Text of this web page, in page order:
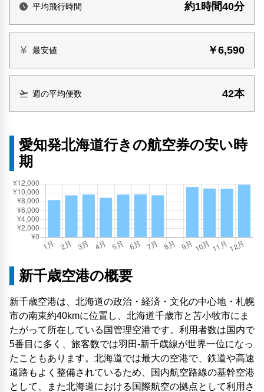
平均飛行時間 約1時間40分
最安値 ￥6,590
週の平均便数 42本
愛知発北海道行きの航空券の安い時
期
新千歳空港の概要
新千歳空港は、北海道の政治・経済・文化の中心地・札幌
市の南東約40kmに位置し、北海道千歳市と苫小牧市にま
たがって所在している国管理空港です。利用者数は国内で
5番目に多く、旅客数では羽田-新千歳線が世界一位になっ
たこともあります。北海道では最大の空港で、鉄道や高速
道路もよく整備されているため、国内航空路線の基幹空港
として、また北海道における国際航空の拠点として利用さ